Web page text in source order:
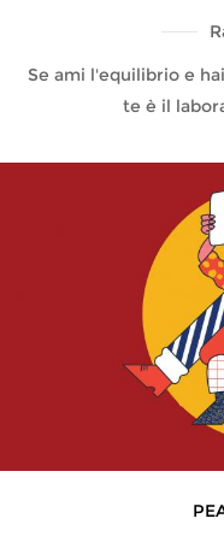
Se ami l'equilibrio e
te è il